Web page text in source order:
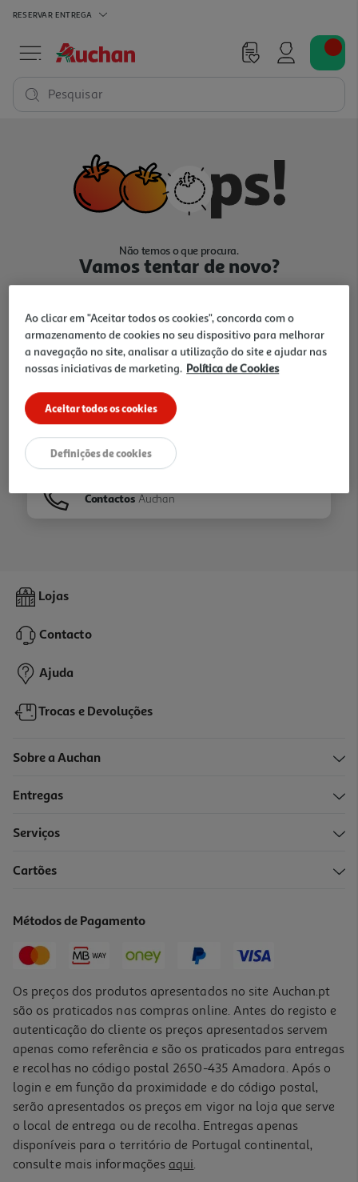
RESERVAR ENTREGA
Pesquisar
Não temos o que procura.
Vamos tentar de novo?
Ir para Homepage
Folhetos
Contactos Auchan
Lojas
Contacto
Ajuda
Trocas e Devoluções
Sobre a Auchan
Entregas
Serviços
Cartões
Métodos de Pagamento
Os preços dos produtos apresentados no site Auchan.pt
são os praticados nas compras online. Antes do registo e
autenticação do cliente os preços apresentados servem
apenas como referência e são os praticados para entregas
e recolhas no código postal 2650-435 Amadora. Após o
login e em função da proximidade e do código postal,
serão apresentados os preços em vigor na loja que serve
o local de entrega ou de recolha. Entregas apenas
disponíveis para o território de Portugal continental,
consulte mais informações aqui.
Ao clicar em "Aceitar todos os cookies", concorda com o
armazenamento de cookies no seu dispositivo para melhorar
a navegação no site, analisar a utilização do site e ajudar nas
nossas iniciativas de marketing. Política de Cookies
Aceitar todos os cookies
Definições de cookies